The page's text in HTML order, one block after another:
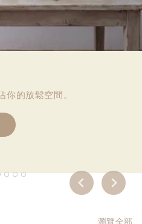
你的放鬆空間。